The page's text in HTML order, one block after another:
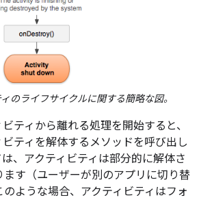
のライフサイクルに関する簡略な図。
ティから離れる処理を開始すると、
ティを解体するメソッドを呼び出し
、アクティビティは部分的に解体さ
ます（ユーザーが別のアプリに切り替
ような場合、アクティビティはフォ